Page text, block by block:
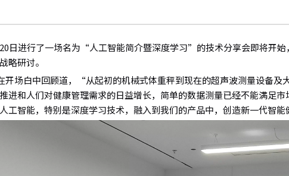
日进行了一场名为“人工智能简介暨深度学习”的技术分享会即将开
略研讨。
场白中回顾道，“从起初的机械式体重秤到现在的超声波测量设备及
和人们对健康管理需求的日益增长，简单的数据测量已经不能满足
智能，特别是深度学习技术，融入到我们的产品中，创造新一代智